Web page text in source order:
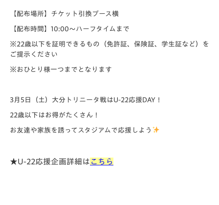
【配布場所】チケット引換ブース横
【配布時間】10:00～ハーフタイムまで
※22歳以下を証明できるもの（免許証、保険証、学生証など）を
ご提示ください
※おひとり様一つまでとなります
3月5日（土）大分トリニータ戦はU-22応援DAY！
22歳以下はお得がたくさん！
お友達や家族を誘ってスタジアムで応援しよう
★U-22応援企画詳細は こちら